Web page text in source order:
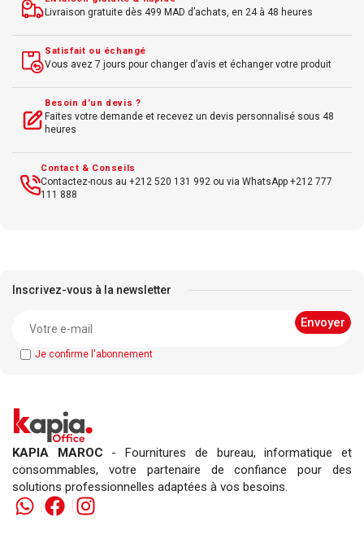
Livraison gratuite dès 499 MAD d’achats, en 24 à 48 heures
Satisfait ou échangé
Vous avez 7 jours pour changer d’avis et échanger votre produit
Besoin d’un devis ?
Faites votre demande et recevez un devis personnalisé sous 48
heures
Contact & Conseils
Contactez-nous au +212 520 131 992 ou via WhatsApp +212 777
111 888
Inscrivez-vous à la newsletter
Je confirme l'abonnement
KAPIA MAROC - Fournitures de bureau, informatique et
consommables, votre partenaire de confiance pour des
solutions professionnelles adaptées à vos besoins.